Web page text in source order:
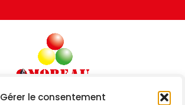
Gérer le consentement
Rue de Gosselies 173,